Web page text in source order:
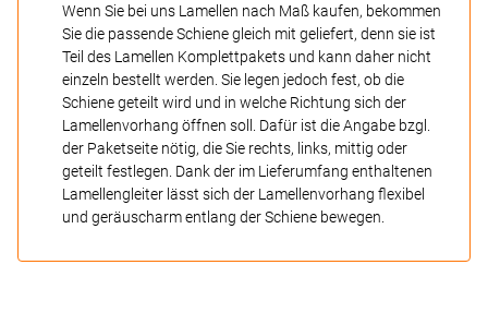
Wenn Sie bei uns Lamellen nach Maß kaufen, bekommen
Sie die passende Schiene gleich mit geliefert, denn sie ist
Teil des Lamellen Komplettpakets und kann daher nicht
einzeln bestellt werden. Sie legen jedoch fest, ob die
Schiene geteilt wird und in welche Richtung sich der
Lamellenvorhang öffnen soll. Dafür ist die Angabe bzgl.
der Paketseite nötig, die Sie rechts, links, mittig oder
geteilt festlegen. Dank der im Lieferumfang enthaltenen
Lamellengleiter lässt sich der Lamellenvorhang flexibel
und geräuscharm entlang der Schiene bewegen.